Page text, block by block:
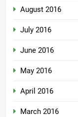
August 2016
July 2016
June 2016
May 2016
April 2016
March 2016